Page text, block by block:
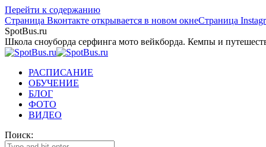
Перейти к содержанию
Страница Вконтакте открывается в новом окнеСтраница
SpotBus.ru
Школа сноуборда серфинга мото вейкборда. Кемпы и
РАСПИСАНИЕ
ОБУЧЕНИЕ
БЛОГ
ФОТО
ВИДЕО
Поиск: